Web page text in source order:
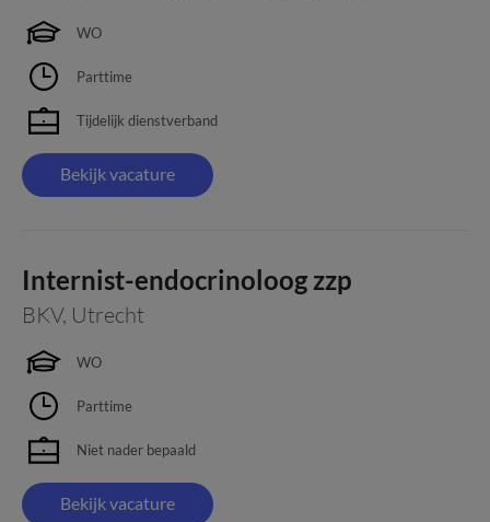
WO
Parttime
Tijdelijk dienstverband
Bekijk vacature
Internist-endocrinoloog zzp
BKV, Utrecht
WO
Parttime
Niet nader bepaald
Bekijk vacature